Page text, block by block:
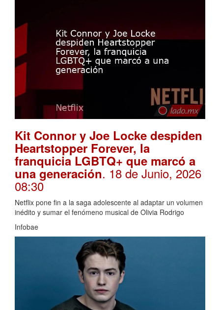
Kit Connor y Joe Locke despiden
Heartstopper Forever, la
franquicia LGBTQ+ que marcó a
una generación. 18 de Junio, 2026
08:30
Netflix pone fin a la saga adolescente al adaptar un volumen
inédito y sumar el fenómeno musical de Olivia Rodrigo
Infobae